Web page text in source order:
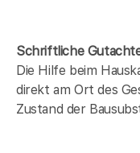
Schriftliche
Die Hilfe beim
direkt am Ort des
Zustand der